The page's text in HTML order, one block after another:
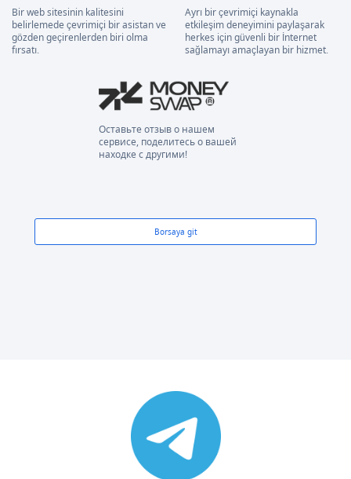
Bir web sitesinin kalitesini
belirlemede çevrimiçi bir asistan ve
gözden geçirenlerden biri olma
fırsatı.
Ayrı bir çevrimiçi kaynakla
etkileşim deneyimini paylaşarak
herkes için güvenli bir İnternet
sağlamayı amaçlayan bir hizmet.
Оставьте отзыв о нашем
сервисе, поделитесь о вашей
находке с другими!
Borsaya git